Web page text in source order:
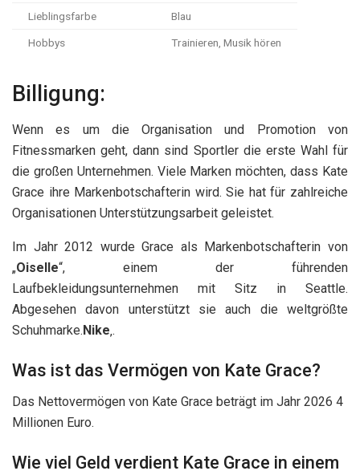
Lieblingsfarbe Blau
Hobbys Trainieren, Musik hören
Billigung:
Wenn es um die Organisation und Promotion von
Fitnessmarken geht, dann sind Sportler die erste Wahl für
die großen Unternehmen. Viele Marken möchten, dass Kate
Grace ihre Markenbotschafterin wird. Sie hat für zahlreiche
Organisationen Unterstützungsarbeit geleistet.
Im Jahr 2012 wurde Grace als Markenbotschafterin von
„Oiselle“, einem der führenden
Laufbekleidungsunternehmen mit Sitz in Seattle.
Abgesehen davon unterstützt sie auch die weltgrößte
Schuhmarke.Nike ‚.
Was ist das Vermögen von Kate Grace?
Das Nettovermögen von Kate Grace beträgt im Jahr 2026 4
Millionen Euro.
Wie viel Geld verdient Kate Grace in einem